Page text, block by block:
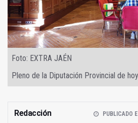
Foto: EXTRA JAÉN
Pleno de la Diputación Provincial de
Redacción PUBLICADO